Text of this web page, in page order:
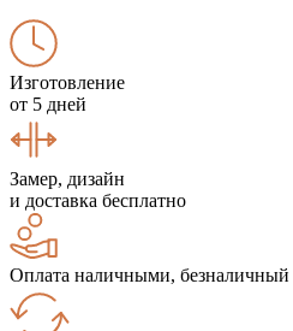
Изготовление
от 5 дней
Замер, дизайн
и доставка бесплатно
Оплата наличными, безналичный